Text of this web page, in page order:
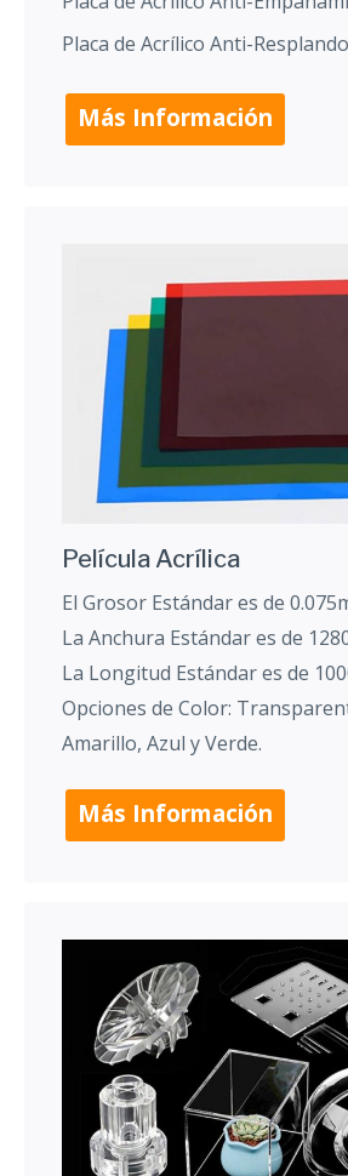
Placa de Acrílico Anti-
Más Información
Película Acrílica
El Grosor Estándar es de
La Anchura Estándar es de
La Longitud Estándar es de
Opciones de Color:
Amarillo, Azul y Verde.
Más Información